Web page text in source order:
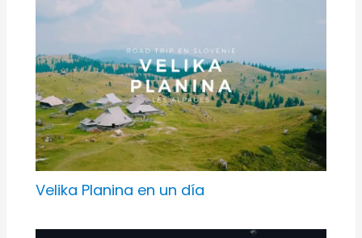
Velika Planina en un día